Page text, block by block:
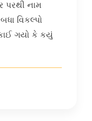
પરથી નામ
વિકલ્પો
ગયો કે કયું